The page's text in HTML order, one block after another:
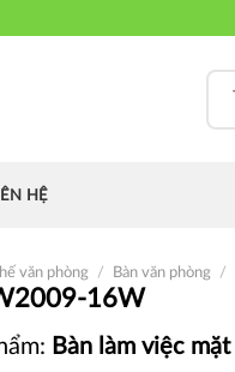
HỆ
văn phòng / Bàn văn phòng /
16W
Bàn làm việc